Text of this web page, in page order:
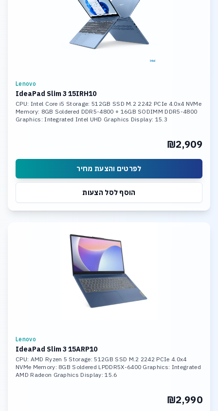
Lenovo
IdeaPad Slim 3 15IRH10
CPU: Intel Core i5 Storage: 512GB SSD M.2 2242 PCIe 4.0x4 NVMe
Memory: 8GB Soldered DDR5-4800 + 16GB SODIMM DDR5-4800
Graphics: Integrated Intel UHD Graphics Display: 15.3
₪2,909
לפרטים והצעת מחיר
הוסף לסל הצעות
Lenovo
IdeaPad Slim 3 15ARP10
CPU: AMD Ryzen 5 Storage: 512GB SSD M.2 2242 PCIe 4.0x4
NVMe Memory: 8GB Soldered LPDDR5X-6400 Graphics: Integrated
AMD Radeon Graphics Display: 15.6
₪2,990